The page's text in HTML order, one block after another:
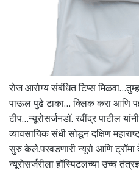
रोज आरोग्य संबंधित टिप्स
पाऊल पुढे टाका… क्लिक करा आणि
टीप…न्यूरोसर्जनडॉ. रवींद्र पाटील
व्यावसायिक संधी सोडून दक्षिण
सुरु केले.परवडणारी न्यूरो आणि
न्यूरोसर्जरीला हॉस्पिटलच्या उच्च